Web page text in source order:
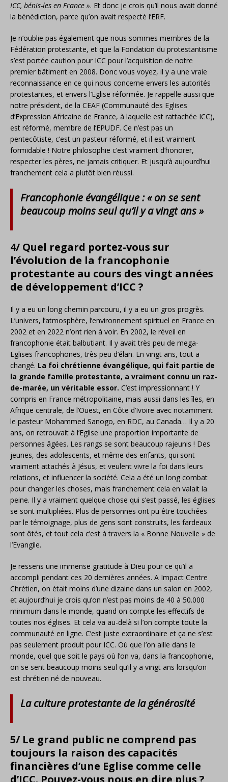
ICC, bénis-les en France ». Et donc je crois qu’il nous avait donné
la bénédiction, parce qu’on avait respecté l’ERF.
Je n’oublie pas également que nous sommes membres de la
Fédération protestante, et que la Fondation du protestantisme
s’est portée caution pour ICC pour l’acquisition de notre
premier bâtiment en 2008. Donc vous voyez, il y a une vraie
reconnaissance en ce qui nous concerne envers les autorités
protestantes, et envers l’Eglise réformée. Je rappelle aussi que
notre président, de la CEAF (Communauté des Eglises
d’Expression Africaine de France, à laquelle est rattachée ICC),
est réformé, membre de l’EPUDF. Ce n’est pas un
pentecôtiste, c’est un pasteur réformé, et il est vraiment
formidable ! Notre philosophie c’est vraiment d’honorer,
respecter les pères, ne jamais critiquer. Et jusqu’à aujourd’hui
franchement cela a plutôt bien réussi.
Francophonie évangélique : « on se sent
beaucoup moins seul qu’il y a vingt ans »
4/ Quel regard portez-vous sur
l’évolution de la francophonie
protestante au cours des vingt années
de développement d’ICC ?
Il y a eu un long chemin parcouru, il y a eu un gros progrès.
L’univers, l’atmosphère, l’environnement spirituel en France en
2002 et en 2022 n’ont rien à voir. En 2002, le réveil en
francophonie était balbutiant. Il y avait très peu de mega-
Eglises francophones, très peu d’élan. En vingt ans, tout a
changé. La foi chrétienne évangélique, qui fait partie de
la grande famille protestante, a vraiment connu un raz-
de-marée, un véritable essor. C’est impressionnant ! Y
compris en France métropolitaine, mais aussi dans les îles, en
Afrique centrale, de l’Ouest, en Côte d’Ivoire avec notamment
le pasteur Mohammed Sanogo, en RDC, au Canada… Il y a 20
ans, on retrouvait à l’Eglise une proportion importante de
personnes âgées. Les rangs se sont beaucoup rajeunis ! Des
jeunes, des adolescents, et même des enfants, qui sont
vraiment attachés à Jésus, et veulent vivre la foi dans leurs
relations, et influencer la société. Cela a été un long combat
pour changer les choses, mais franchement cela en valait la
peine. Il y a vraiment quelque chose qui s’est passé, les églises
se sont multipliées. Plus de personnes ont pu être touchées
par le témoignage, plus de gens sont construits, les fardeaux
sont ôtés, et tout cela c’est à travers la « Bonne Nouvelle » de
l’Evangile.
Je ressens une immense gratitude à Dieu pour ce qu’il a
accompli pendant ces 20 dernières années. A Impact Centre
Chrétien, on était moins d’une dizaine dans un salon en 2002,
et aujourd’hui je crois qu’on n’est pas moins de 40 à 50.000
minimum dans le monde, quand on compte les effectifs de
toutes nos églises. Et cela va au-delà si l’on compte toute la
communauté en ligne. C’est juste extraordinaire et ça ne s’est
pas seulement produit pour ICC. Où que l’on aille dans le
monde, quel que soit le pays où l’on va, dans la francophonie,
on se sent beaucoup moins seul qu’il y a vingt ans lorsqu’on
est chrétien né de nouveau.
La culture protestante de la générosité
5/ Le grand public ne comprend pas
toujours la raison des capacités
financières d’une Eglise comme celle
d’ICC. Pouvez-vous nous en dire plus ?